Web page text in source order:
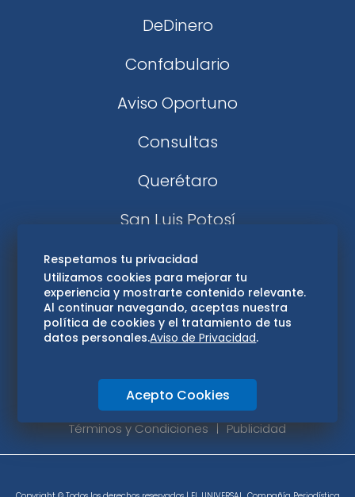
DeDinero
Confabulario
Aviso Oportuno
Consultas
Querétaro
San Luis Potosí
Edomex
Consultas
Hidalgo
Oaxaca
Aviso de privacidad
Directorio
Términos y Condiciones
Publicidad
Respetamos tu privacidad
Utilizamos cookies para mejorar tu
experiencia y mostrarte contenido relevante.
Al continuar navegando, aceptas nuestra
política de cookies y el tratamiento de tus
datos personales.Aviso de Privacidad.
Acepto Cookies